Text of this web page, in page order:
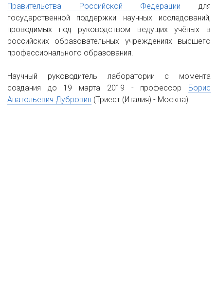
Правительства Российской Федерации для
государственной поддержки научных исследований,
проводимых под руководством ведущих учёных в
российских образовательных учреждениях высшего
профессионального образования.
Научный руководитель лаборатории с момента
создания до 19 марта 2019 - профессор Борис
Анатольевич Дубровин (Триест (Италия) - Москва).